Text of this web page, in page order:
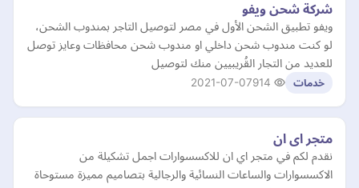
شركة شحن ويفو
ويفو تطبيق الشحن الأول في مصر لتوصيل التاجر بمندوب الشحن،
لو كنت مندوب شحن داخلي او مندوب شحن محافظات وعايز توصل
للعديد من التجار القُريبيين منك لتوصيل
خدمات 2021-07-07
متجر اى ان
نقدم لكم في متجر اي ان للاكسسوارات اجمل تشكيلة من
الاكسسوارات والساعات النسائية والرجالية بتصاميم مميزة مستوحاة